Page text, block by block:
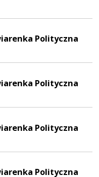
Polityczna
Polityczna
Polityczna
Polityczna